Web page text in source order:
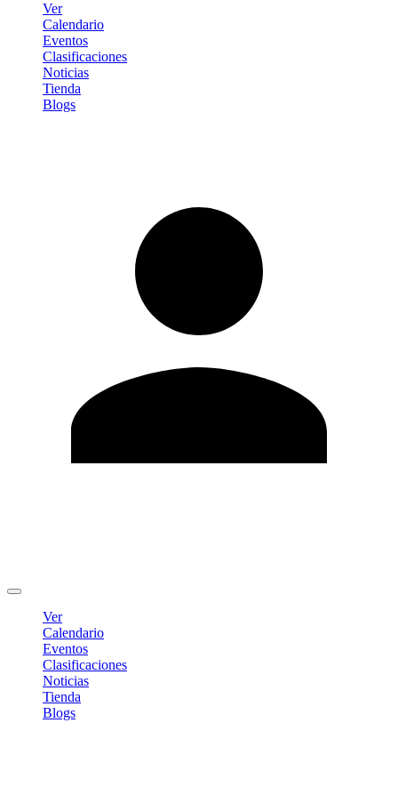
Ver
Calendario
Eventos
Clasificaciones
Noticias
Tienda
Blogs
Ver
Calendario
Eventos
Clasificaciones
Noticias
Tienda
Blogs